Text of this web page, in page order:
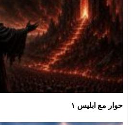
حوار مع ابليس ١